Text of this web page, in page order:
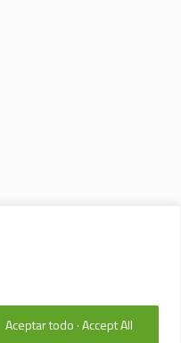
Aceptar todo · Accept All